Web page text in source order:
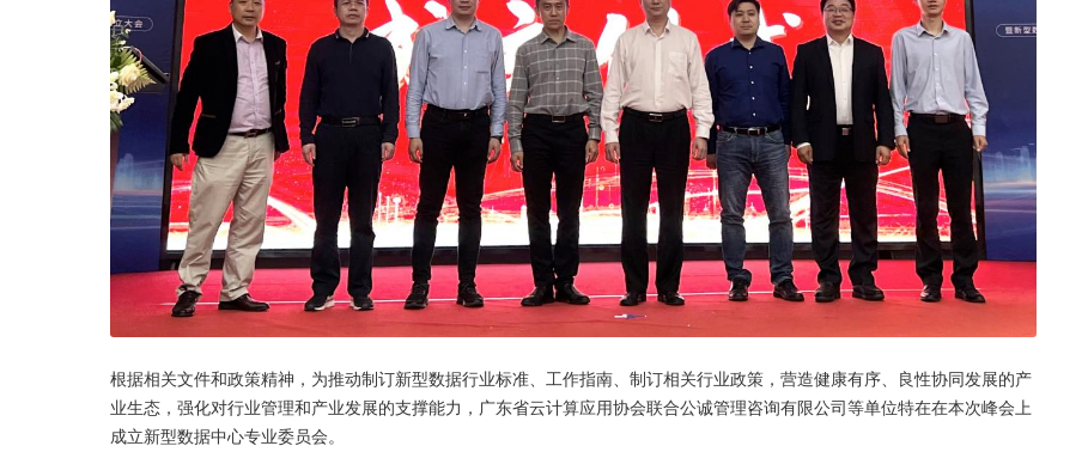
根据相关文件和政策精神，为推动制订新型数据行业标准、工作指南、制订相关行业政策，营造健康有序、良性协同发展的产
业生态，强化对行业管理和产业发展的支撑能力，广东省云计算应用协会联合公诚管理咨询有限公司等单位特在在本次峰会上
成立新型数据中心专业委员会。